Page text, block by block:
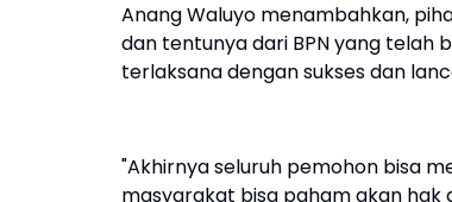
Anang Waluyo menambahkan,
dan tentunya dari BPN yang telah
terlaksana dengan sukses dan
"Akhirnya seluruh pemohon bisa
masyarakat bisa paham akan hak